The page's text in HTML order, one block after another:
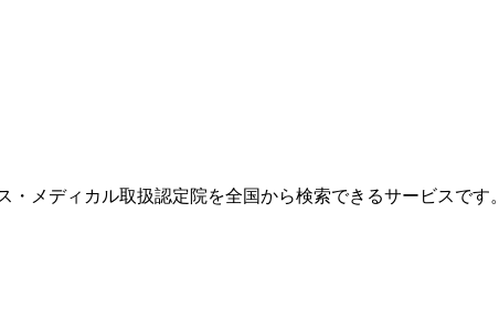
メディカル取扱認定院を全国から検索できるサービスです。